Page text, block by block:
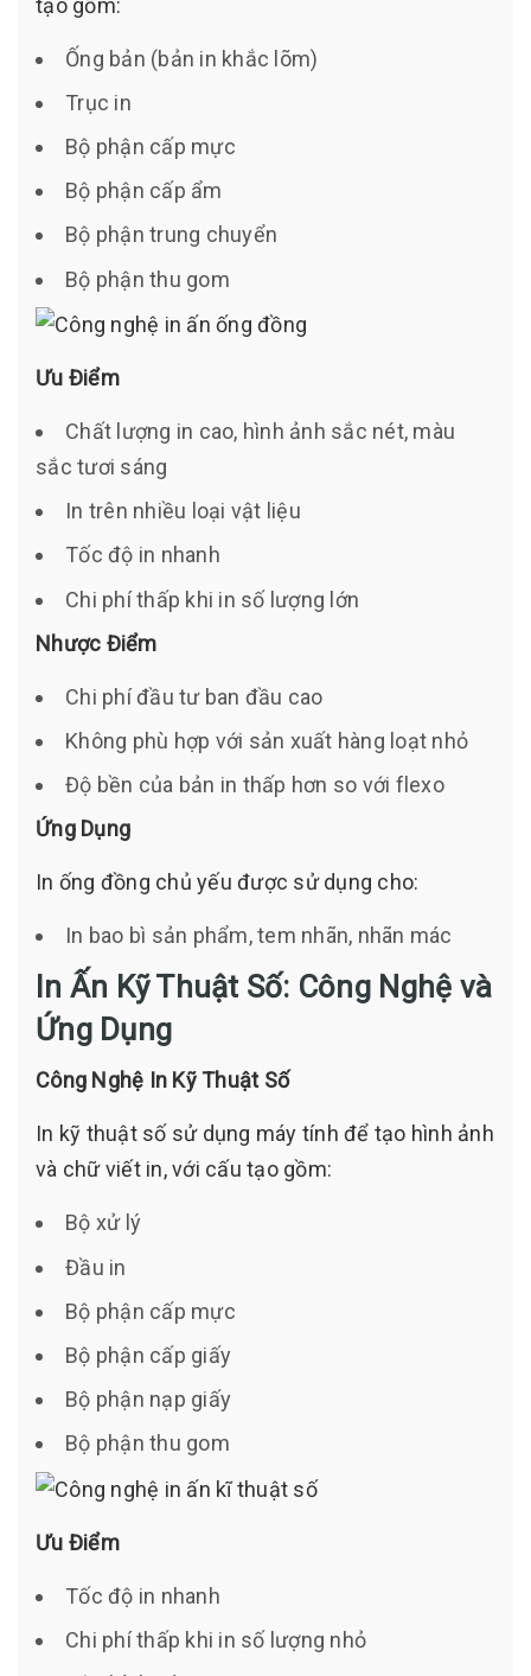
tạo gồm:
Ống bản (bản in khắc lõm)
Trục in
Bộ phận cấp mực
Bộ phận cấp ẩm
Bộ phận trung chuyển
Bộ phận thu gom
Ưu Điểm
Chất lượng in cao, hình ảnh sắc nét, màu
sắc tươi sáng
In trên nhiều loại vật liệu
Tốc độ in nhanh
Chi phí thấp khi in số lượng lớn
Nhược Điểm
Chi phí đầu tư ban đầu cao
Không phù hợp với sản xuất hàng loạt nhỏ
Độ bền của bản in thấp hơn so với flexo
Ứng Dụng
In ống đồng chủ yếu được sử dụng cho:
In bao bì sản phẩm, tem nhãn, nhãn mác
In Ấn Kỹ Thuật Số: Công Nghệ và
Ứng Dụng
Công Nghệ In Kỹ Thuật Số
In kỹ thuật số sử dụng máy tính để tạo hình ảnh
và chữ viết in, với cấu tạo gồm:
Bộ xử lý
Đầu in
Bộ phận cấp mực
Bộ phận cấp giấy
Bộ phận nạp giấy
Bộ phận thu gom
Ưu Điểm
Tốc độ in nhanh
Chi phí thấp khi in số lượng nhỏ